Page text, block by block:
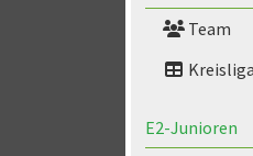
Team
Kreisliga
E2-Junioren